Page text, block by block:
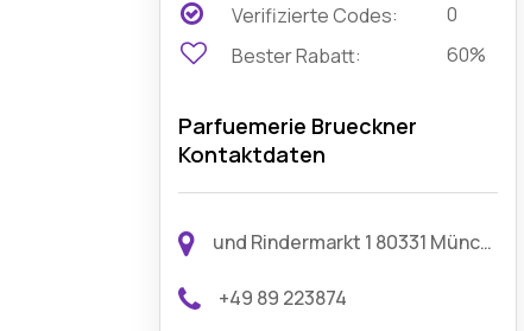
Verifizierte Codes:
0
Bester Rabatt:
60%
Parfuemerie Brueckner
Kontaktdaten
und Rindermarkt 1 80331 München Deutschland
+49 89 223874